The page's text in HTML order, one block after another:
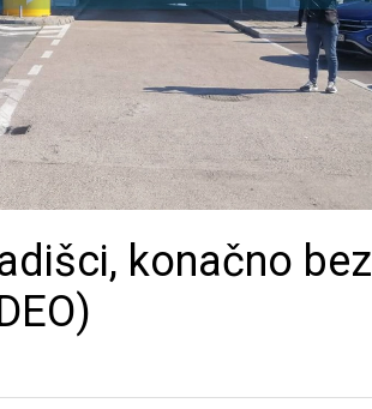
konačno bez